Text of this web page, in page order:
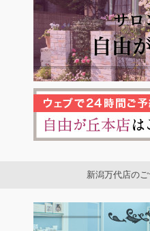
新潟万代店の